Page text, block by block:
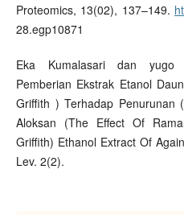
Proteomics, 13(02), 137–149.
28.egp10871
Eka Kumalasari dan yugo
Pemberian Ekstrak Etanol
Griffith ) Terhadap Penurunan
Aloksan (The Effect Of
Griffith) Ethanol Extract Of
Lev. 2(2).